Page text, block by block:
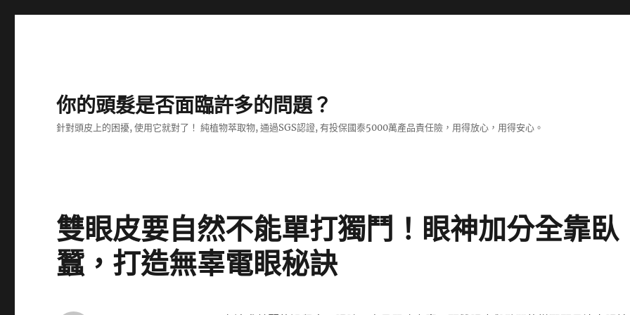
你的頭髮是否面臨許多的問題？
針對頭皮上的困擾, 使用它就對了！ 純植物萃取物, 通過SGS認證, 有投保國泰5000萬產品責任險，用得放心，用得安心。
雙眼皮要自然不能單打獨鬥！眼神加分全靠臥
蠶，打造無辜電眼秘訣